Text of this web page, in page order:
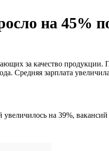
на 45%
за качество продукции.
Средняя зарплата
увеличилось на 39%,